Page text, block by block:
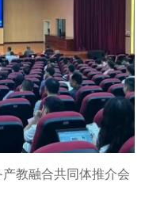
教融合共同体推介会